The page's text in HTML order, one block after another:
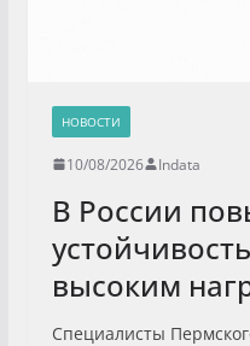
НОВОСТИ
10/08/2026 Indata
В России
высоким
Специалисты